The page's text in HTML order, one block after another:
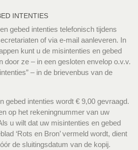
INTENTIES
gebed intenties telefonisch tijdens
of via e-mail aanleveren. In
kunt u de misintenties en gebed
door ze – in een gesloten envelop o.v.v.
– in de brievenbus van de
gebed intenties wordt € 9,00 gevraagd.
op het rekeningnummer van uw
u wilt dat uw misintenties en gebed
‘Rots en Bron’ vermeld wordt, dient
de sluitingsdatum van de kopij.